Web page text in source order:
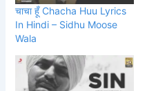
चाचा हूँ Chacha Huu Lyrics
In Hindi – Sidhu Moose
Wala